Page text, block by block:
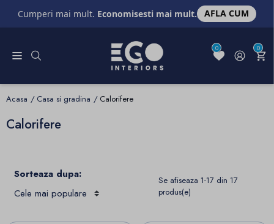
Cumperi mai mult. Economisesti mai mult. AFLA CUM
0 0
Acasa Casa si gradina Calorifere
Calorifere
Sorteaza dupa:
Se afiseaza 1-17 din 17
produs(e)